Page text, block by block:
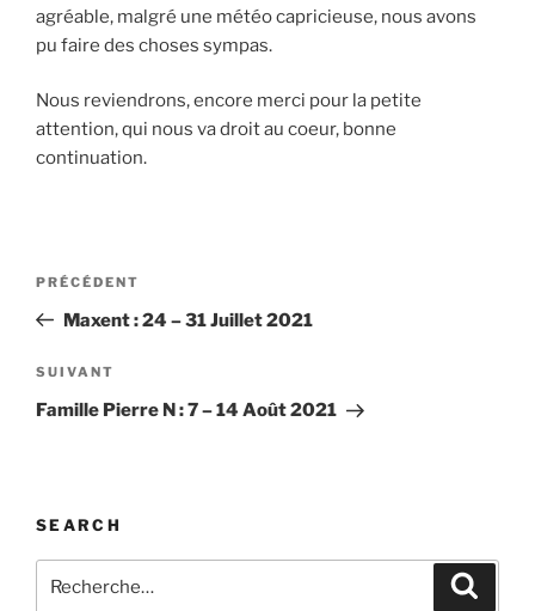
agréable, malgré une météo capricieuse, nous avons
pu faire des choses sympas.
Nous reviendrons, encore merci pour la petite
attention, qui nous va droit au coeur, bonne
continuation.
Navigation
l’article
Article
précédent
PRÉCÉDENT
Maxent : 24 – 31 Juillet 2021
Article
suivant
SUIVANT
Famille Pierre N : 7 – 14 Août 2021
SEARCH
pour